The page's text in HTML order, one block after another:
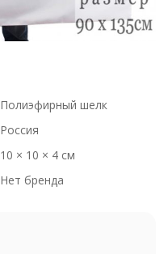
Полиэфирный шелк
Россия
10 × 10 × 4 см
Нет бренда